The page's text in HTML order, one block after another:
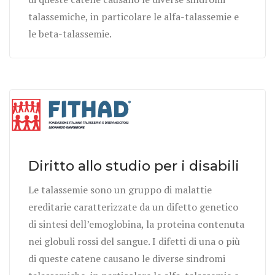
talassemiche, in particolare le alfa-talassemie e
le beta-talassemie.
Diritto allo studio per i disabili
Le talassemie sono un gruppo di malattie
ereditarie caratterizzate da un difetto genetico
di sintesi dell’emoglobina, la proteina contenuta
nei globuli rossi del sangue. I difetti di una o più
di queste catene causano le diverse sindromi